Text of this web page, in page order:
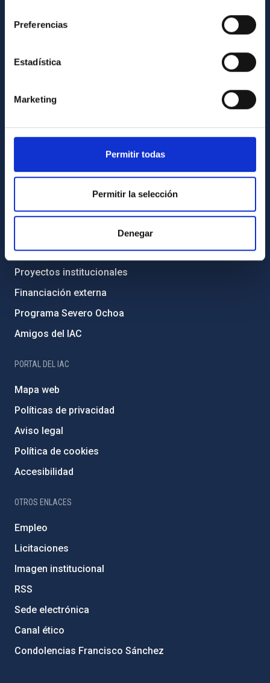
Preferencias
Estadística
Marketing
Permitir todas
Permitir la selección
Denegar
Cómo llegar al IAC
Registro general
Transparencia
Código ético y política antifraude
Igualdad y diversidad de género
Medio Ambiente y Sostenibilidad
Proyectos institucionales
Financiación externa
Programa Severo Ochoa
Amigos del IAC
PORTAL DEL IAC
Mapa web
Políticas de privacidad
Aviso legal
Política de cookies
Accesibilidad
OTROS ENLACES
Empleo
Licitaciones
Imagen institucional
RSS
Sede electrónica
Canal ético
Condolencias Francisco Sánchez